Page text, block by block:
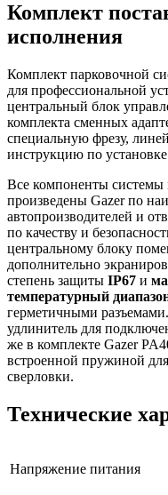
Комплект
исполнения
Комплект парковочной
для профессиональной
центральный блок
комплекта сменных
специальную фрезу,
инструкцию по
Все компоненты системы
произведены Gazer по
автопроизводителей и
по качеству и
центральному блоку
дополнительно
степень защиты IP67 и
температурный
герметичными
удлинитель для
же в комплекте Gazer
встроенной пружиной
сверловки.
Технические
Напряжение питания